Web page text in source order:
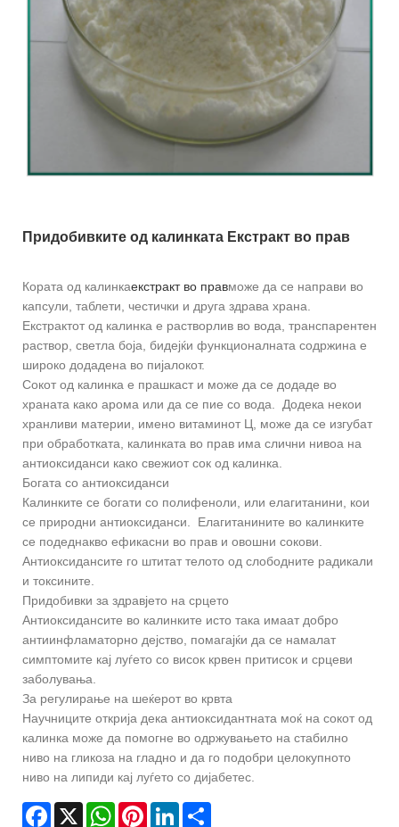
Придобивките од калинката Екстракт во прав
Кората од калинкаекстракт во правможе да се направи во
капсули, таблети, честички и друга здрава храна.
Екстрактот од калинка е растворлив во вода, транспарентен
раствор, светла боја, бидејќи функционалната содржина е
широко додадена во пијалокот.
Сокот од калинка е прашкаст и може да се додаде во
храната како арома или да се пие со вода. Додека некои
хранливи материи, имено витаминот Ц, може да се изгубат
при обработката, калинката во прав има слични нивоа на
антиоксиданси како свежиот сок од калинка.
Богата со антиоксиданси
Калинките се богати со полифеноли, или елагитанини, кои
се природни антиоксиданси. Елагитанините во калинките
се подеднакво ефикасни во прав и овошни сокови.
Антиоксидансите го штитат телото од слободните радикали
и токсините.
Придобивки за здравјето на срцето
Антиоксидансите во калинките исто така имаат добро
антиинфламаторно дејство, помагајќи да се намалат
симптомите кај луѓето со висок крвен притисок и срцеви
заболувања.
За регулирање на шеќерот во крвта
Научниците открија дека антиоксидантната моќ на сокот од
калинка може да помогне во одржувањето на стабилно
ниво на гликоза на гладно и да го подобри целокупното
ниво на липиди кај луѓето со дијабетес.
Facebook
X WhatsAppPinterestLinkedIn